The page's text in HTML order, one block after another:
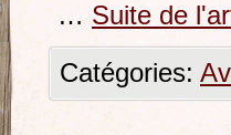
… Suite de
Catégories: